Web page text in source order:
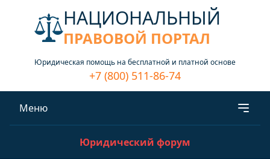
НАЦИОНАЛЬНЫЙ
ПРАВОВОЙ ПОРТАЛ
Юридическая помощь на бесплатной и платной основе
+7 (800) 511-86-74
Меню
Юридический форум